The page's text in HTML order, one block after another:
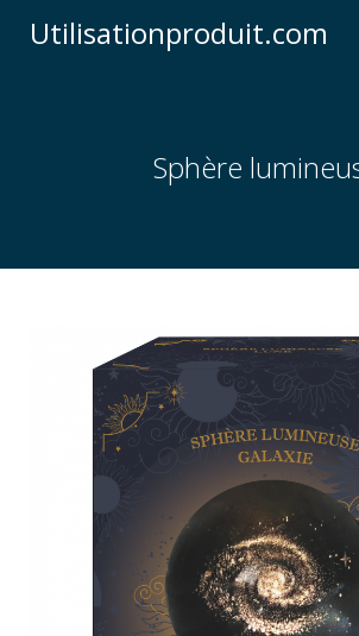
to
Utilisationproduit.com
Sphère